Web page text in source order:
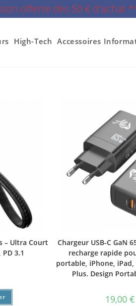
offerte dès 50 € d'achat
High-Tech Accessoires
– Ultra Court
3.1
Chargeur USB-C GaN
recharge rapide
portable, iPhone, iPad,
Plus. Design
19,00 €